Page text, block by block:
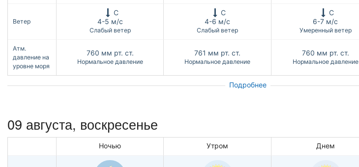
Ветер
С
4-5 м/с
Слабый ветер
С
4-6 м/с
Слабый ветер
С
6-7 м/с
Умеренный ветер
Атм.
давление на
уровне моря
760 мм рт. ст.
Нормальное давление
761 мм рт. ст.
Нормальное давление
760 мм рт. ст.
Нормальное давление
Подробнее
09 августа, воскресенье
Ночью Утром Днем